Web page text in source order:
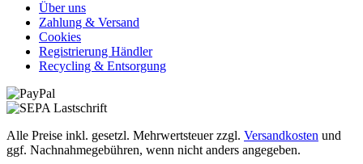
Über uns
Zahlung & Versand
Cookies
Registrierung Händler
Recycling & Entsorgung
Alle Preise inkl. gesetzl. Mehrwertsteuer zzgl. Versandkosten und
ggf. Nachnahmegebühren, wenn nicht anders angegeben.